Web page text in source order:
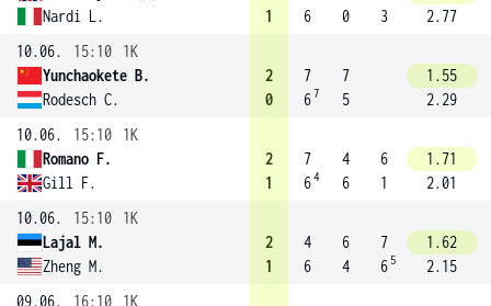
Nardi L.
1
6
0
3
2.77
10.06.
15:10
1K
Yunchaokete B.
Rodesch C.
2
0
7
67
7
5
1.55
2.29
10.06.
15:10
1K
Romano F.
Gill F.
2
1
7
64
4
6
6
1
1.71
2.01
10.06.
15:10
1K
Lajal M.
Zheng M.
2
1
4
6
6
4
7
6 5
1.62
2.15
09.06.
16:10 1K